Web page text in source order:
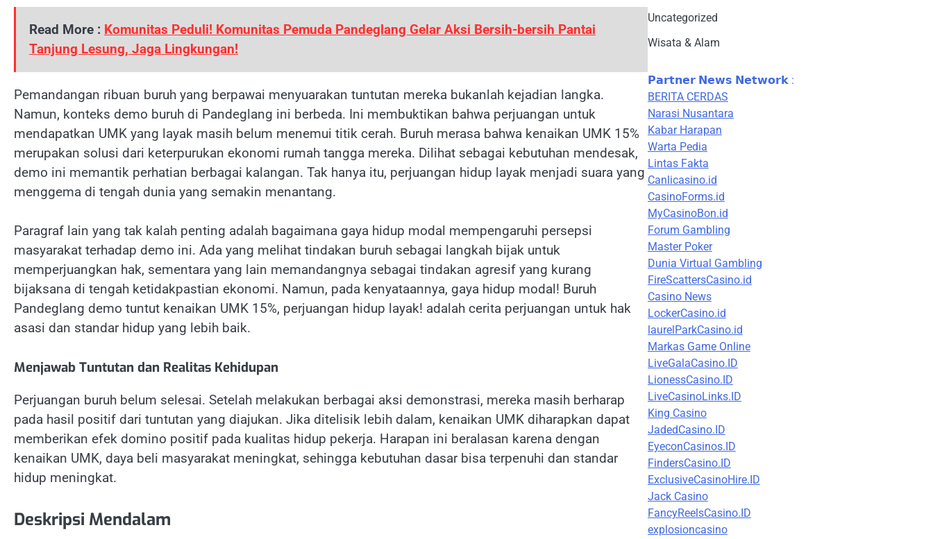
Read More : Komunitas Peduli! Komunitas Pemuda Pandeglang Gelar Aksi Bersih-bersih Pantai
Tanjung Lesung, Jaga Lingkungan!
Pemandangan ribuan buruh yang berpawai menyuarakan tuntutan mereka bukanlah kejadian langka.
Namun, konteks demo buruh di Pandeglang ini berbeda. Ini membuktikan bahwa perjuangan untuk
mendapatkan UMK yang layak masih belum menemui titik cerah. Buruh merasa bahwa kenaikan UMK 15%
merupakan solusi dari keterpurukan ekonomi rumah tangga mereka. Dilihat sebagai kebutuhan mendesak,
demo ini memantik perhatian berbagai kalangan. Tak hanya itu, perjuangan hidup layak menjadi suara yang
menggema di tengah dunia yang semakin menantang.
Paragraf lain yang tak kalah penting adalah bagaimana gaya hidup modal mempengaruhi persepsi
masyarakat terhadap demo ini. Ada yang melihat tindakan buruh sebagai langkah bijak untuk
memperjuangkan hak, sementara yang lain memandangnya sebagai tindakan agresif yang kurang
bijaksana di tengah ketidakpastian ekonomi. Namun, pada kenyataannya, gaya hidup modal! Buruh
Pandeglang demo tuntut kenaikan UMK 15%, perjuangan hidup layak! adalah cerita perjuangan untuk hak
asasi dan standar hidup yang lebih baik.
Menjawab Tuntutan dan Realitas Kehidupan
Perjuangan buruh belum selesai. Setelah melakukan berbagai aksi demonstrasi, mereka masih berharap
pada hasil positif dari tuntutan yang diajukan. Jika ditelisik lebih dalam, kenaikan UMK diharapkan dapat
memberikan efek domino positif pada kualitas hidup pekerja. Harapan ini beralasan karena dengan
kenaikan UMK, daya beli masyarakat meningkat, sehingga kebutuhan dasar bisa terpenuhi dan standar
hidup meningkat.
Deskripsi Mendalam
Uncategorized
Wisata & Alam
𝗣𝗮𝗿𝘁𝗻𝗲𝗿 𝗡𝗲𝘄𝘀 𝗡𝗲𝘁𝘄𝗼𝗿𝗸 :
BERITA CERDAS
Narasi Nusantara
Kabar Harapan
Warta Pedia
Lintas Fakta
Canlicasino.id
CasinoForms.id
MyCasinoBon.id
Forum Gambling
Master Poker
Dunia Virtual Gambling
FireScattersCasino.id
Casino News
LockerCasino.id
laurelParkCasino.id
Markas Game Online
LiveGalaCasino.ID
LionessCasino.ID
LiveCasinoLinks.ID
King Casino
JadedCasino.ID
EyeconCasinos.ID
FindersCasino.ID
ExclusiveCasinoHire.ID
Jack Casino
FancyReelsCasino.ID
explosioncasino